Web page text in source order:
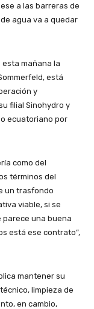
a las barreras de
agua va a quedar
esta mañana la
está
y
filial Sinohydro y
ecuatoriano por
como del
términos del
un trasfondo
viable, si se
parece una buena
está ese contrato”,
mantener su
limpieza de
en cambio,